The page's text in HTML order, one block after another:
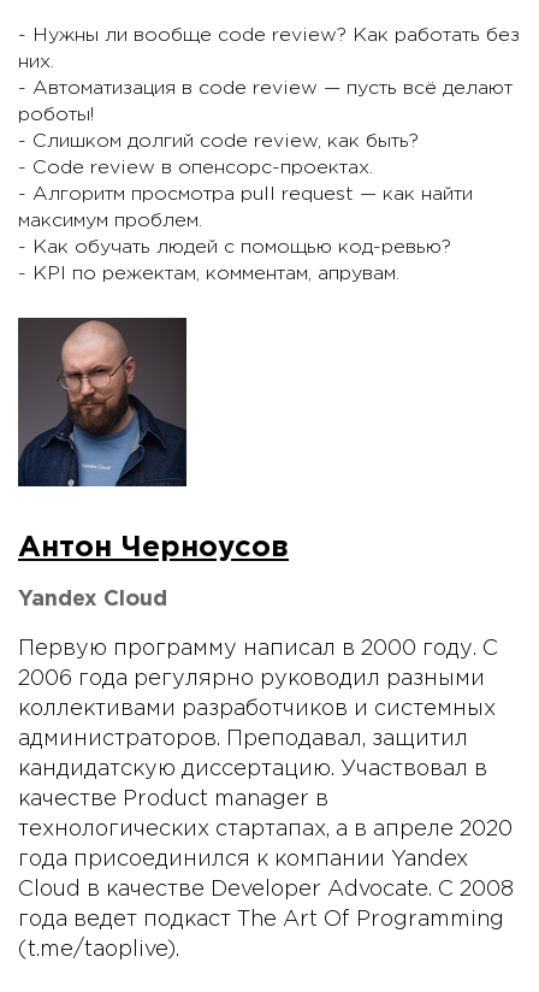
- Нужны ли вообще code review? Как работать без
них.
- Автоматизация в code review — пусть всё делают
роботы!
- Слишком долгий code review, как быть?
- Code review в опенсорс-проектах.
- Алгоритм просмотра pull request — как найти
максимум проблем.
- Как обучать людей с помощью код-ревью?
- KPI по режектам, комментам, апрувам.
Антон Черноусов
Yandex Cloud
Первую программу написал в 2000 году. С
2006 года регулярно руководил разными
коллективами разработчиков и системных
администраторов. Преподавал, защитил
кандидатскую диссертацию. Участвовал в
качестве Product manager в
технологических стартапах, а в апреле 2020
года присоединился к компании Yandex
Cloud в качестве Developer Advocate. С 2008
года ведет подкаст The Art Of Programming
(t.me/taoplive).